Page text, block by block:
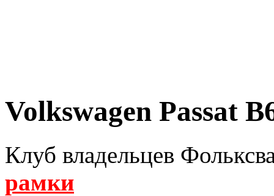
Volkswagen Passat
Клуб владельцев
рамки